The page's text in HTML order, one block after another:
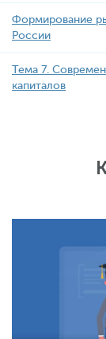
Формирование
России
Тема 7.
капиталов